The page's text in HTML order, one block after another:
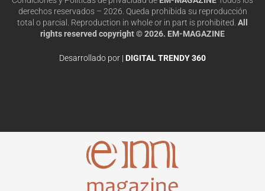
derechos reservados – 2026. Queda prohibida su reproducción
total o parcial. Reproduction in whole or in part is prohibited. All
rights reserved copyright © 2026. EM-MAGAZINE
Desarrollado por | DIGITAL TRENDY 360